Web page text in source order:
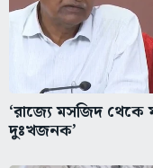
‘রাজ্যে মসজিদ
দুঃখজনক’